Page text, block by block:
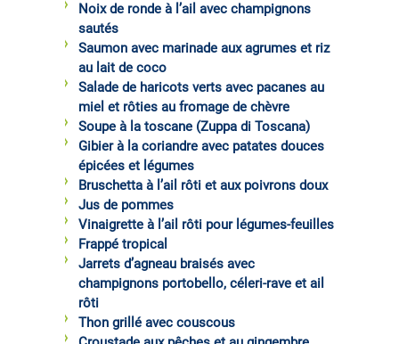
Noix de ronde à l’ail avec champignons
sautés
Saumon avec marinade aux agrumes et riz
au lait de coco
Salade de haricots verts avec pacanes au
miel et rôties au fromage de chèvre
Soupe à la toscane (Zuppa di Toscana)
Gibier à la coriandre avec patates douces
épicées et légumes
Bruschetta à l’ail rôti et aux poivrons doux
Jus de pommes
Vinaigrette à l’ail rôti pour légumes-feuilles
Frappé tropical
Jarrets d’agneau braisés avec
champignons portobello, céleri-rave et ail
rôti
Thon grillé avec couscous